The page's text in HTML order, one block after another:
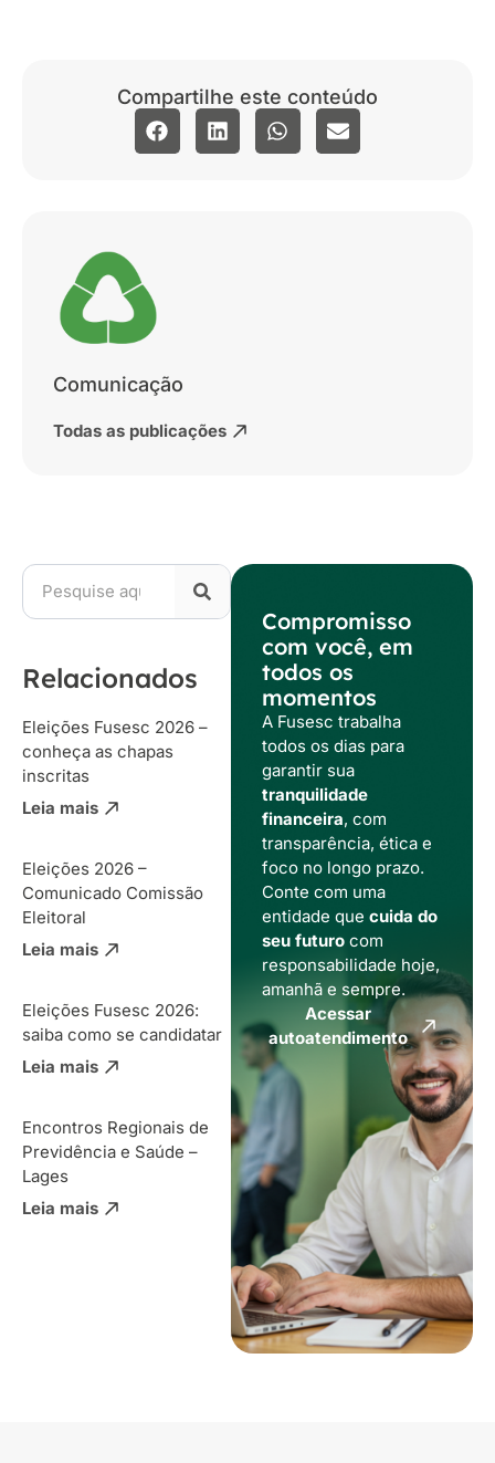
Compartilhe este conteúdo
Comunicação
Todas as publicações
Relacionados
Eleições Fusesc 2026 –
conheça as chapas
inscritas
Leia mais
Eleições 2026 –
Comunicado Comissão
Eleitoral
Leia mais
Eleições Fusesc 2026:
saiba como se candidatar
Leia mais
Encontros Regionais de
Previdência e Saúde –
Lages
Leia mais
Compromisso
com você, em
todos os
momentos
A Fusesc trabalha
todos os dias para
garantir sua
tranquilidade
financeira, com
transparência, ética e
foco no longo prazo.
Conte com uma
entidade que cuida do
seu futurocom
responsabilidade hoje,
amanhã e sempre.
Acessar
autoatendimento